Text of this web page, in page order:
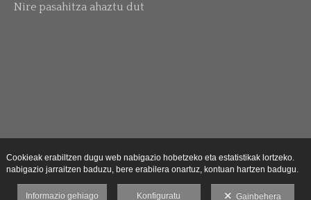
Nire pasahitza ahaztu dut
Cookieak erabiltzen dugu web nabigazio hobetzeko eta estatistikak lortzeko.
nabigazio jarraitzen baduzu, bere erabilera onartuz, kontuan hartzen badugu.
Informazio gehiago Konfiguratu Gainbehera